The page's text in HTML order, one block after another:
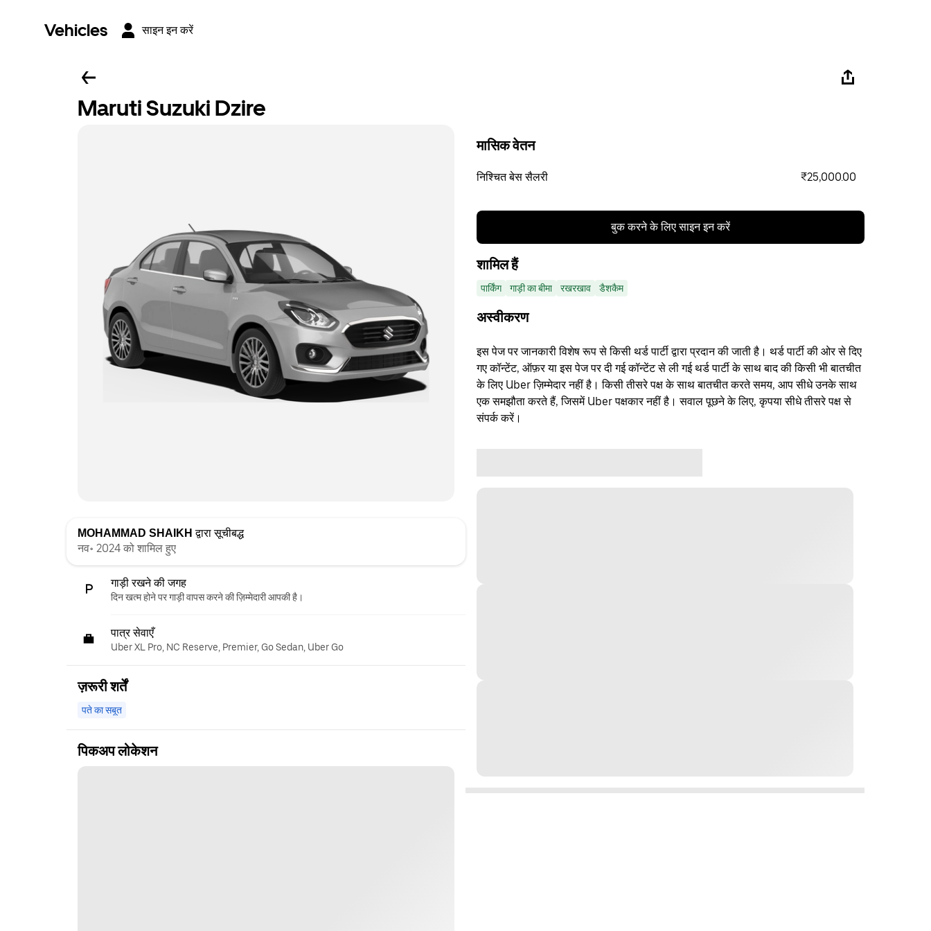
Vehicles साइन इन करें
Maruti Suzuki Dzire
MOHAMMAD SHAIKH द्वारा सूचीबद्ध
नव॰ 2024 को शामिल हुए
गाड़ी रखने की जगह
दिन खत्म होने पर गाड़ी वापस करने की ज़िम्मेदारी आपकी है।
पात्र सेवाएँ
Uber XL Pro, NC Reserve, Premier, Go Sedan, Uber Go
ज़रूरी शर्तें
पते का सबूत
पिकअप लोकेशन
मासिक वेतन
निश्चित बेस सैलरी ₹25,000.00
बुक करने के लिए साइन इन करें
शामिल हैं
पार्किंग गाड़ी का बीमा रखरखाव डैशकैम
अस्वीकरण
इस पेज पर जानकारी विशेष रूप से किसी थर्ड पार्टी द्वारा प्रदान की जाती है। थर्ड पार्टी की ओर से दिए
गए कॉन्टेंट, ऑफ़र या इस पेज पर दी गई कॉन्टेंट से ली गई थर्ड पार्टी के साथ बाद की किसी भी बातचीत
के लिए Uber ज़िम्मेदार नहीं है। किसी तीसरे पक्ष के साथ बातचीत करते समय, आप सीधे उनके साथ
एक समझौता करते हैं, जिसमें Uber पक्षकार नहीं है। सवाल पूछने के लिए, कृपया सीधे तीसरे पक्ष से
संपर्क करें।